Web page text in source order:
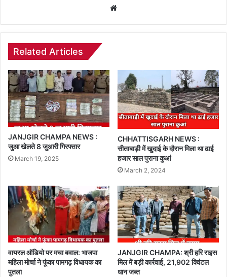
Related Articles
JANJGIR CHAMPA NEWS :
जुआ खेलते 8 जुआरी गिरफ्तार
March 19, 2025
CHHATTISGARH NEWS :
सीताबाड़ी में खुदाई के दौरान मिला था ढाई
हजार साल पुराना कुआं
March 2, 2024
वायरल ऑडियो पर मचा बवाल: भाजपा
महिला मोर्चा ने फूंका पामगढ़ विधायक का
पुतला
JANJGIR CHAMPA: श्री हरि राइस
मिल में बड़ी कार्रवाई, 21,902 क्विंटल
धान जब्त